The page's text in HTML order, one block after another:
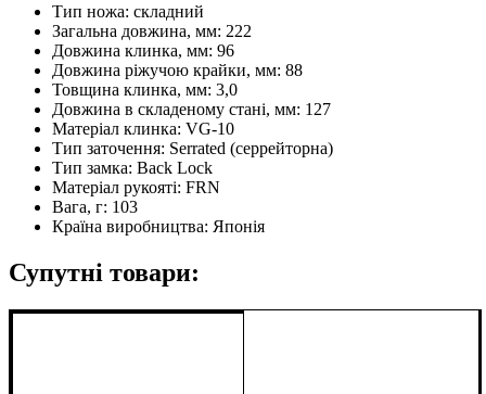
Тип ножа: складний
Загальна довжина, мм: 222
Довжина клинка, мм: 96
Довжина ріжучою крайки, мм: 88
Товщина клинка, мм: 3,0
Довжина в складеному стані, мм: 127
Матеріал клинка: VG-10
Тип заточення: Serrated (серрейторна)
Тип замка: Back Lock
Матеріал рукояті: FRN
Вага, г: 103
Країна виробництва: Японія
Супутні товари: